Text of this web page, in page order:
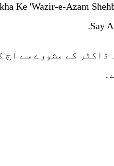
Ke 'Wazir-e-Azam
Say
ڈاکٹر کے مشورے سے آج